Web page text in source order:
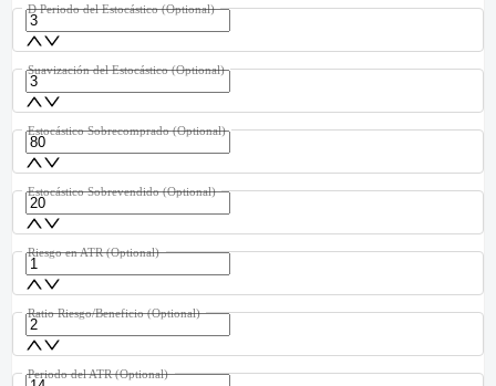
D Periodo del Estocástico (Optional)
Suavización del Estocástico (Optional)
Estocástico Sobrecomprado (Optional)
Estocástico Sobrevendido (Optional)
Riesgo en ATR (Optional)
Ratio Riesgo/Beneficio (Optional)
Periodo del ATR (Optional)